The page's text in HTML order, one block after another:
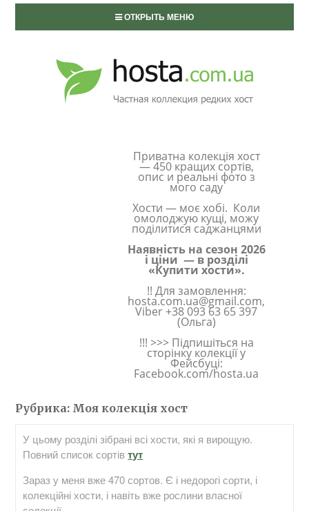
ОТКРЫТЬ МЕНЮ
Приватна колекція хост
— 450 кращих сортів,
опис и реальні фото з
мого саду
Хости — моє хобі. Коли
омолоджую кущі, можу
поділитися саджанцями
Наявність на сезон 2026
і ціни — в розділі
«Купити хости».
!! Для замовлення:
hosta.com.ua@gmail.com,
Viber +38 093 63 65 397
(Ольга)
!!! >>> Підпишіться на
сторінку колекції у
Фейсбуці:
Facebook.com/hosta.ua
Рубрика: Моя колекція хост
У цьому розділі зібрані всі хости, які я вирощую.
Повний список сортівтут
Зараз у меня вже 470 сортов. Є і недорогі сорти, і
колекційні хости, і навіть вже рослини власної